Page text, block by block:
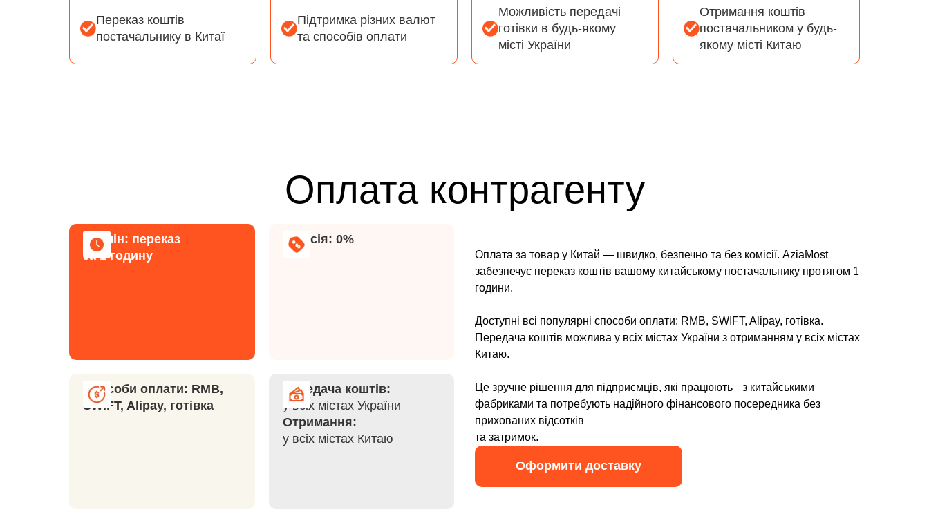
Переказ коштів
постачальнику в Китаї
Підтримка різних валют
та способів оплати
Можливість передачі
готівки в будь-якому
місті України
Отримання коштів
постачальником у будь-
якому місті Китаю
Оплата контрагенту
Термін: переказ
за 1 годину
Комісія: 0%
Способи оплати: RMB,
SWIFT, Alipay, готівка
Передача коштів:
у всіх містах України
Отримання:
у всіх містах Китаю
Оплата за товар у Китай — швидко, безпечно та без комісії. AziaMost
забезпечує переказ коштів вашому китайському постачальнику протягом 1
години.
Доступні всі популярні способи оплати: RMB, SWIFT, Alipay, готівка.
Передача коштів можлива у всіх містах України з отриманням у всіх містах
Китаю.
Це зручне рішення для підприємців, які працюють з китайськими
фабриками та потребують надійного фінансового посередника без
прихованих відсотків
та затримок.
Оформити доставку